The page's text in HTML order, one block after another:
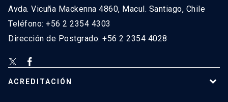
Avda. Vicuña Mackenna 4860, Macul. Santiago, Chile
Teléfono: +56 2 2354 4303
Dirección de Postgrado: +56 2 2354 4028
ACREDITACIÓN